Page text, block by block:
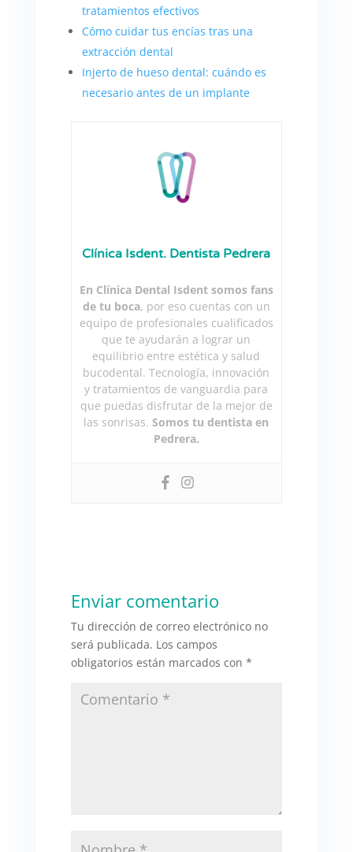
tratamientos efectivos
Cómo cuidar tus encías tras una
extracción dental
Injerto de hueso dental: cuándo es
necesario antes de un implante
Clínica Isdent. Dentista Pedrera
En Clínica Dental Isdent somos fans
de tu boca, por eso cuentas con un
equipo de profesionales cualificados
que te ayudarán a lograr un
equilibrio entre estética y salud
bucodental. Tecnología, innovación
y tratamientos de vanguardia para
que puedas disfrutar de la mejor de
las sonrisas.Somos tu dentista en
Pedrera.
Enviar comentario
Tu dirección de correo electrónico no
será publicada. Los campos
obligatorios están marcados con *